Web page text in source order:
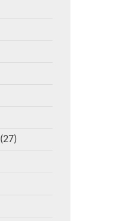
(27)